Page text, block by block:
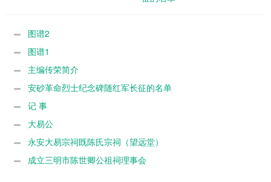
图谱2
图谱1
主编传荣简介
安砂革命烈士纪念碑随红军长征的名单
记 事
大易公
永安大易宗祠既陈氏宗祠（望远堂）
成立三明市陈世卿公祖祠理事会